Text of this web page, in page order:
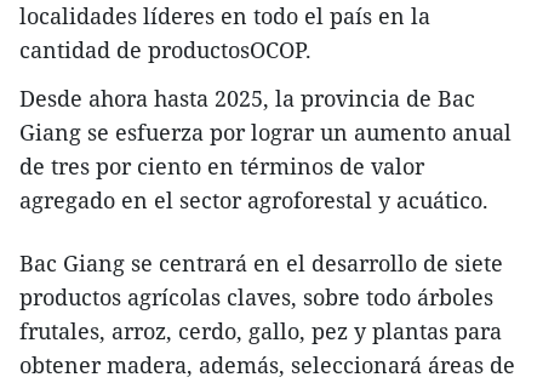
localidades líderes en todo el país en la
cantidad de productosOCOP.
Desde ahora hasta 2025, la provincia de Bac
Giang se esfuerza por lograr un aumento anual
de tres por ciento en términos de valor
agregado en el sector agroforestal y acuático.
Bac Giang se centrará en el desarrollo de siete
productos agrícolas claves, sobre todo árboles
frutales, arroz, cerdo, gallo, pez y plantas para
obtener madera, además, seleccionará áreas de